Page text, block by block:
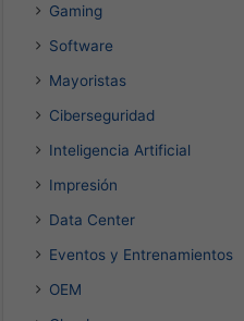
Gaming
Software
Mayoristas
Ciberseguridad
Inteligencia Artificial
Impresión
Data Center
Eventos y Entrenamientos
OEM